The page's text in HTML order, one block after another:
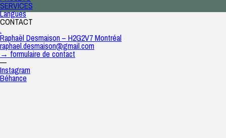
SERVICES
Langues
CONTACT
.
Raphaël Desmaison – H2G2V7 Montréal
raphael.desmaison@gmail.com
→ formulaire de contact
—
Instagram
Béhance